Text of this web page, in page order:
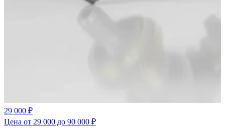
29 000 ₽
Цена от 29 000 до 90 000 ₽